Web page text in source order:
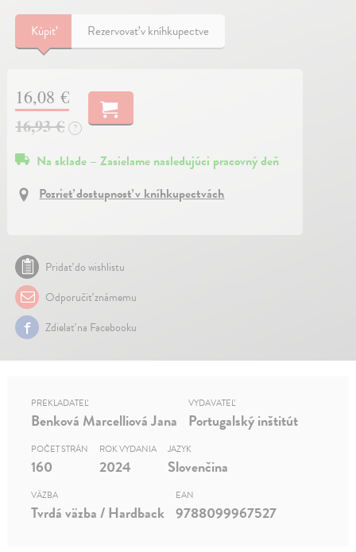
Kúpiť Rezervovať v kníhkupectve
16,08 €
16,93 €
?
Na sklade – Zasielame nasledujúci pracovný deň
Pozrieť dostupnosť v kníhkupectvách
Pridať do wishlistu
Odporučiť známemu
Zdielať na Facebooku
PREKLADATEĽ
Benková Marcelliová Jana
VYDAVATEĽ
Portugalský inštitút
POČET STRÁN
160
ROK VYDANIA
2024
JAZYK
Slovenčina
VÄZBA
Tvrdá väzba / Hardback
EAN
9788099967527